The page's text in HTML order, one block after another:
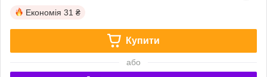
Економія 31 ₴
Купити
або